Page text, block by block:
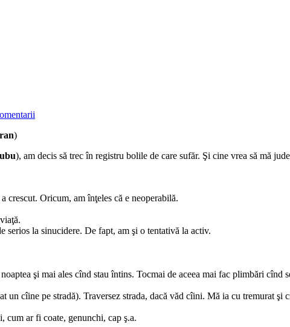
)
), am decis să trec în registru bolile de care sufăr. Şi cine vrea să mă
crescut. Oricum, am înţeles că e neoperabilă.
serios la sinucidere. De fapt, am şi o tentativă la activ.
şi mai ales cînd stau întins. Tocmai de aceea mai fac plimbări cînd
cîine pe stradă). Traversez strada, dacă văd cîini. Mă ia cu tremurat şi
cum ar fi coate, genunchi, cap ş.a.